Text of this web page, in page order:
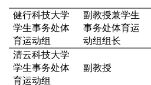
健行科技大学
学生事务处体
育运动组
副教授兼学生
事务处体育运
动组组长
清云科技大学
学生事务处体
育运动组
副教授